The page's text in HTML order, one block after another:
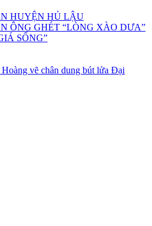
HUYỆN HỦ LẬU
ÔNG GHÉT “LÒNG XÀO DƯA”
SỐNG”
vẽ chân dung bút lửa Đại